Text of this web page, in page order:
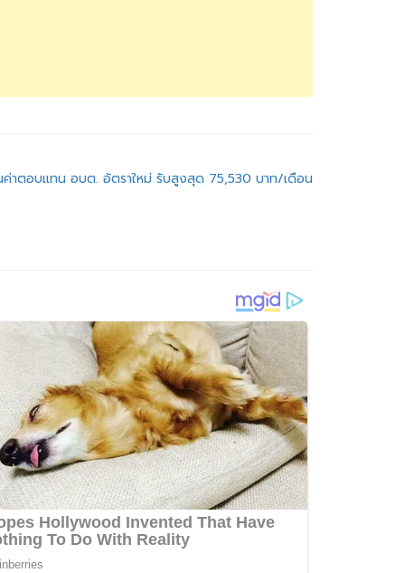
ค่าตอบแทน อบต. อัตราใหม่ รับสูงสุด 75,530 บาท/เดือน